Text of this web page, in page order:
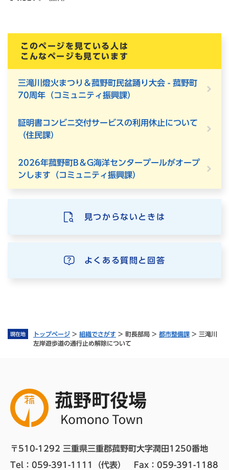
現在地 トップページ > 組織でさがす > 町長部局 > 都市整備課 > 三滝川
左岸遊歩道の通行止め解除について
このページを見ている人は
こんなページも見ています
三滝川燈火まつり＆菰野町民盆踊り大会 - 菰野町
70周年（コミュニティ振興課）
証明書コンビニ交付サービスの利用休止について
（住民課）
2026年菰野町B＆G海洋センタープールがオープ
ンします（コミュニティ振興課）
見つからないときは
よくある質問と回答
〒510-1292 三重県三重郡菰野町大字潤田1250番地
Tel：059-391-1111（代表）
Fax：059-391-1188